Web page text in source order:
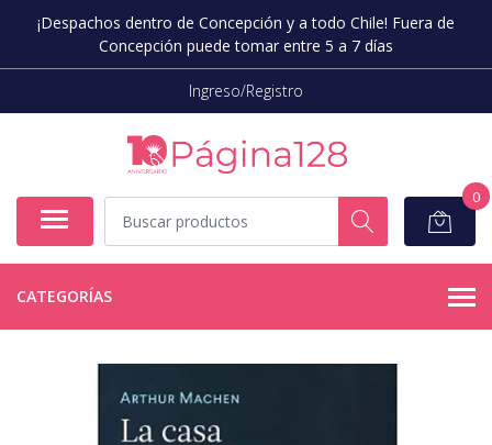
¡Despachos dentro de Concepción y a todo Chile! Fuera de
Concepción puede tomar entre 5 a 7 días
Ingreso/Registro
0
CATEGORÍAS